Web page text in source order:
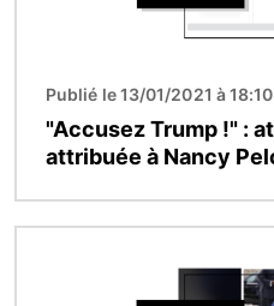
Publié le 13/01/2021 à 18:10
"Accusez Trump !" :
attribuée à Nancy